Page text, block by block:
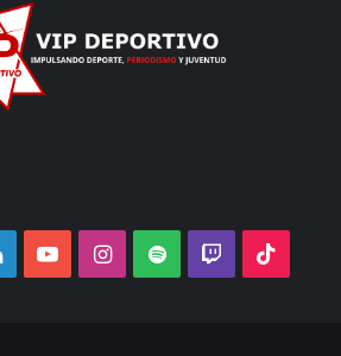
LinkedInYouTubeInstagram
Spotify Twitch